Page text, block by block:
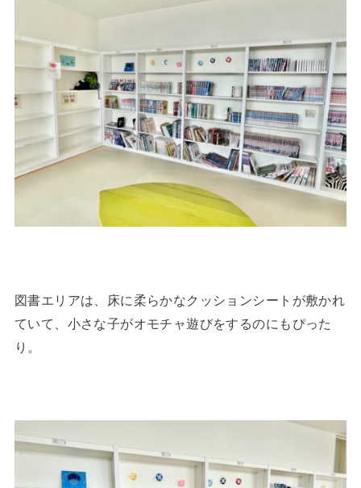
図書エリアは、床に柔らかなクッションシートが敷かれ
ていて、小さな子がオモチャ遊びをするのにもぴった
り。